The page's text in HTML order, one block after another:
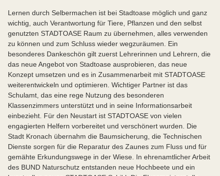
Lernen durch Selbermachen ist bei Stadtoase möglich und ganz
wichtig, auch Verantwortung für Tiere, Pflanzen und den selbst
genutzten STADTOASE Raum zu übernehmen, alles verwenden
zu können und zum Schluss wieder wegzuräumen. Ein
besonderes Dankeschön gilt zuerst Lehrerinnen und Lehrern, die
das neue Angebot von Stadtoase ausprobieren, das neue
Konzept umsetzen und es in Zusammenarbeit mit STADTOASE
weiterentwickeln und optimieren. Wichtiger Partner ist das
Schulamt, das eine rege Nutzung des besonderen
Klassenzimmers unterstützt und in seine Informationsarbeit
einbezieht. Für den Neustart ist STADTOASE von vielen
engagierten Helfern vorbereitet und verschönert wurden. Die
Stadt Kronach übernahm die Baumsicherung, die Technischen
Dienste sorgen für die Reparatur des Zaunes zum Fluss und für
gemähte Erkundungswege in der Wiese. In ehrenamtlicher Arbeit
des BUND Naturschutz entstanden neue Hochbeete und ein